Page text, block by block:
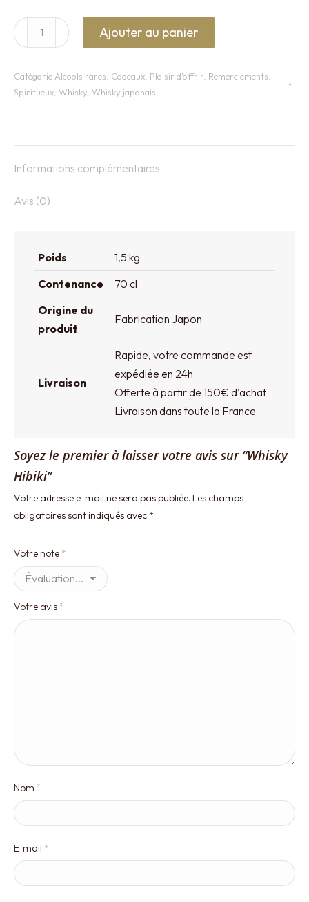
quantité
de
Hibiki
Ajouter au panier
Catégorie Alcools rares Cadeaux Plaisir d'offrir Remerciements
Spiritueux Whisky Whisky japonais
Informations complémentaires
Avis (0)
Poids
1,5 kg
Contenance
70 cl
Origine du
produit
Fabrication Japon
Livraison
Rapide, votre commande est
expédiée en 24h
Offerte à partir de 150€ d'achat
Livraison dans toute la France
Soyez le premier à laisser votre avis sur “Whisky
Hibiki”
Votre adresse e-mail ne sera pas publiée. Les champs
obligatoires sont indiqués avec*
Votre note *
Votre avis *
Nom *
E-mail *